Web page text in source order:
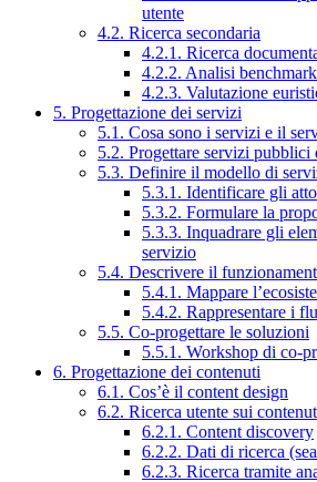
utente
4.2. Ricerca secondaria
4.2.1. Ricerca
4.2.2. Analisi benchmark
4.2.3. Valutazione
5. Progettazione dei servizi
5.1. Cosa sono i servizi e il
5.2. Progettare servizi pubblici
5.3. Definire il modello di
5.3.1. Identificare gli
5.3.2. Formulare la
5.3.3. Inquadrare gli
servizio
5.4. Descrivere il
5.4.1. Mappare
5.4.2. Rappresentare i
5.5. Co-progettare le soluzioni
5.5.1. Workshop di co-
6. Progettazione dei contenuti
6.1. Cos’è il content design
6.2. Ricerca utente sui
6.2.1. Content discovery
6.2.2. Dati di ricerca
6.2.3. Ricerca tramite